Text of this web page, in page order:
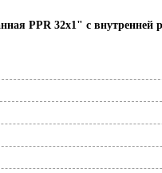
PPR 32x1" с внутренней